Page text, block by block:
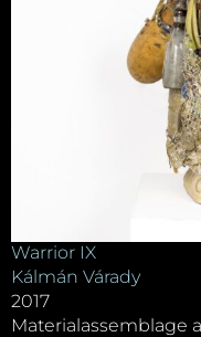
Warrior IX
Kálmán Várady
2017
Materialassemblage